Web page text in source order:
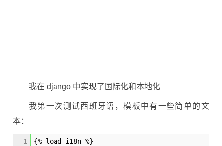
我在 django 中实现了国际化和本地化
我第一次测试西班牙语，模板中有一些简单的文
本：
1
{% load i18n %}